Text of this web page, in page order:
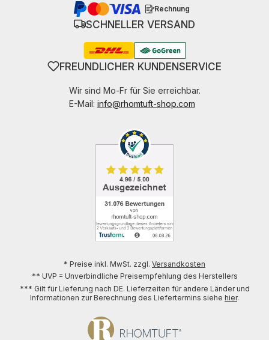
Rechnung
SCHNELLER VERSAND
FREUNDLICHER KUNDENSERVICE
Wir sind Mo-Fr für Sie erreichbar.
E-Mail: info@rhomtuft-shop.com
* Preise inkl. MwSt. zzgl. Versandkosten
** UVP = Unverbindliche Preisempfehlung des Herstellers
*** Gilt für Lieferung nach DE. Lieferzeiten für andere Länder und
Informationen zur Berechnung des Liefertermins siehe hier.